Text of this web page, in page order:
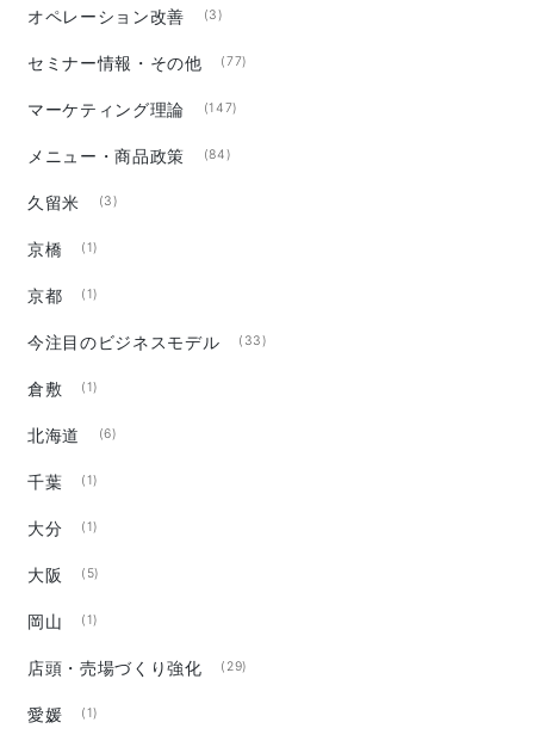
オペレーション改善 (3)
セミナー情報・その他 (77)
マーケティング理論 (147)
メニュー・商品政策 (84)
久留米 (3)
京橋 (1)
京都 (1)
今注目のビジネスモデル (33)
倉敷 (1)
北海道 (6)
千葉 (1)
大分 (1)
大阪 (5)
岡山 (1)
店頭・売場づくり強化 (29)
愛媛 (1)